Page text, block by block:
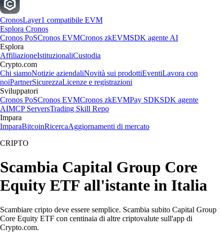
CronosLayer1 compatibile EVM
Esplora Cronos
Cronos PoSCronos EVMCronos zkEVMSDK agente AI
Esplora
AffiliazioneIstituzionaliCustodia
Crypto.com
Chi siamoNotizie aziendaliNovità sui prodottiEventiLavora con
noiPartnerSicurezzaLicenze e registrazioni
Sviluppatori
Cronos PoSCronos EVMCronos zkEVMPay SDKSDK agente
AIMCP ServersTrading Skill Repo
Impara
ImparaBitcoinRicercaAggiornamenti di mercato
CRIPTO
Scambia Capital Group Core
Equity ETF all'istante in Italia
Scambiare cripto deve essere semplice. Scambia subito Capital Group
Core Equity ETF con centinaia di altre criptovalute sull'app di
Crypto.com.